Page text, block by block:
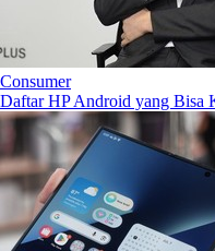
Consumer
Daftar HP Android yang Bisa